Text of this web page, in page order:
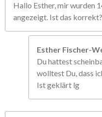
Hallo Esther, mir wurden
angezeigt. Ist das korrekt?
Esther Fischer-
Du hattest
wolltest Du, dass
Ist geklärt lg